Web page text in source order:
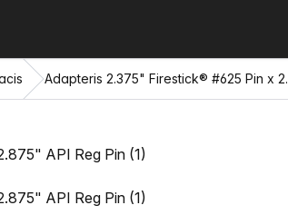
Adapteris 2.375" Firestick® #625 Pin x